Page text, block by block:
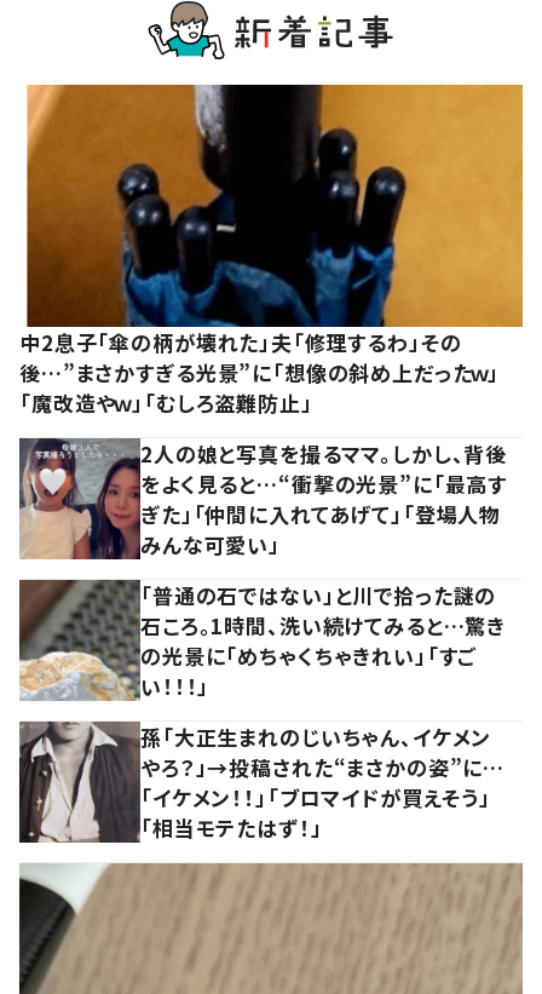
中2息子「傘の柄が壊れた」夫「修理するわ」その
後…”まさかすぎる光景”に「想像の斜め上だったｗ」
「魔改造やｗ」「むしろ盗難防止」
2人の娘と写真を撮るママ。しかし、背後
をよく見ると…“衝撃の光景”に「最高す
ぎた」「仲間に入れてあげて」「登場人物
みんな可愛い」
「普通の石ではない」と川で拾った謎の
石ころ。1時間、洗い続けてみると…驚き
の光景に「めちゃくちゃきれい」「すご
い！！！」
孫「大正生まれのじいちゃん、イケメン
やろ？」→投稿された“まさかの姿”に…
「イケメン！！」「ブロマイドが買えそう」
「相当モテたはず！」